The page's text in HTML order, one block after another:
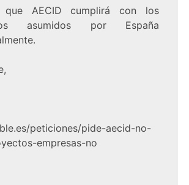
AECID cumplirá con los
asumidos por España
peticiones/pide-aecid-no-
empresas-no